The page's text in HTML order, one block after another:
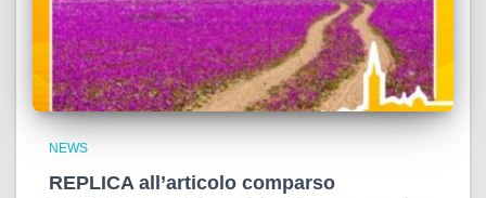
NEWS
REPLICA all’articolo comparso